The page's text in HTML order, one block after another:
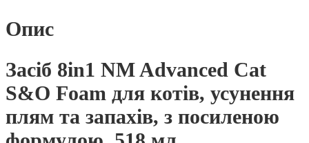
Опис
Засіб 8in1 NM Advanced Cat
S&O Foam для котів, усунення
плям та запахів, з посиленою